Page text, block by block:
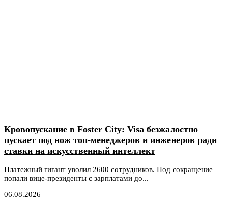
Кровопускание в Foster City: Visa безжалостно
пускает под нож топ-менеджеров и инженеров ради
ставки на искусственный интеллект
Платежный гигант уволил 2600 сотрудников. Под сокращение
попали вице-президенты с зарплатами до...
06.08.2026